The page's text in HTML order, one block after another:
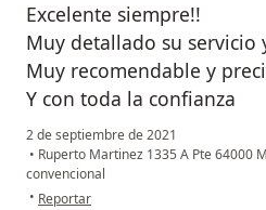
Excelente siempre!!
Muy detallado su servicio
Muy recomendable y
Y con toda la confianza
2 de septiembre de 2021
• Ruperto Martinez 1335 A Pte 64000
convencional
• en opinión del usuario SOFIA ACOSTA
Reportar